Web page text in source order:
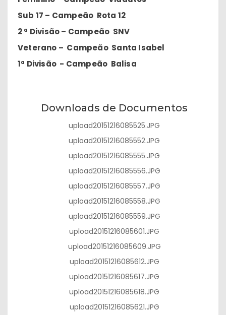
Sub 17 – Campeão Rota 12
2 ª Divisão – Campeão SNV
Veterano – Campeão Santa Isabel
1ª Divisão - Campeão Balisa
Downloads de Documentos
upload20151216085525.JPG
upload20151216085552.JPG
upload20151216085555.JPG
upload20151216085556.JPG
upload20151216085557.JPG
upload20151216085558.JPG
upload20151216085559.JPG
upload20151216085601.JPG
upload20151216085609.JPG
upload20151216085612.JPG
upload20151216085617.JPG
upload20151216085618.JPG
upload20151216085621.JPG